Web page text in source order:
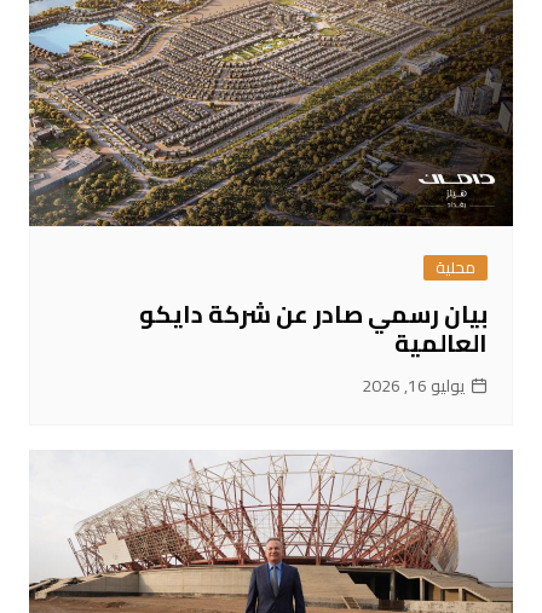
محلية
بيان رسمي صادر عن شركة دايكو
العالمية
يوليو 16, 2026